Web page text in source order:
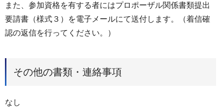
また、参加資格を有する者にはプロポーザル関係書類提出
要請書（様式３）を電子メールにて送付します。（着信確
認の返信を行ってください。）
その他の書類・連絡事項
なし